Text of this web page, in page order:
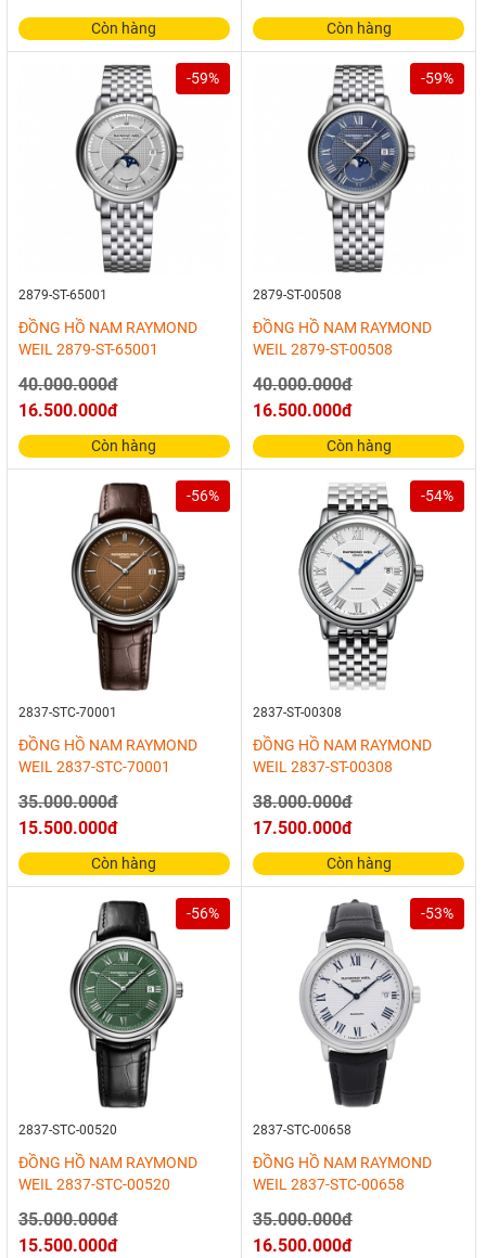
Còn hàng Còn hàng
-59%
2879-ST-65001
ĐỒNG HỒ NAM RAYMOND
WEIL 2879-ST-65001
40.000.000đ
16.500.000đ
Còn hàng
-59%
2879-ST-00508
ĐỒNG HỒ NAM RAYMOND
WEIL 2879-ST-00508
40.000.000đ
16.500.000đ
Còn hàng
-56%
2837-STC-70001
ĐỒNG HỒ NAM RAYMOND
WEIL 2837-STC-70001
35.000.000đ
15.500.000đ
Còn hàng
-54%
2837-ST-00308
ĐỒNG HỒ NAM RAYMOND
WEIL 2837-ST-00308
38.000.000đ
17.500.000đ
Còn hàng
-56%
2837-STC-00520
ĐỒNG HỒ NAM RAYMOND
WEIL 2837-STC-00520
35.000.000đ
15.500.000đ
-53%
2837-STC-00658
ĐỒNG HỒ NAM RAYMOND
WEIL 2837-STC-00658
35.000.000đ
16.500.000đ